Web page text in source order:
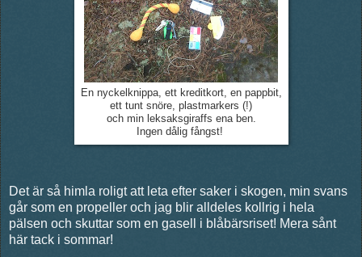
En nyckelknippa, ett kreditkort, en pappbit,
ett tunt snöre, plastmarkers (!)
och min leksaksgiraffs ena ben.
Ingen dålig fångst!
Det är så himla roligt att leta efter saker i skogen, min svans
går som en propeller och jag blir alldeles kollrig i hela
pälsen och skuttar som en gasell i blåbärsriset! Mera sånt
här tack i sommar!